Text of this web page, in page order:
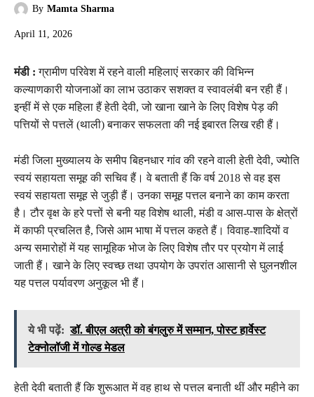
By Mamta Sharma
April 11, 2026
मंडी : ग्रामीण परिवेश में रहने वाली महिलाएं सरकार की विभिन्न
कल्याणकारी योजनाओं का लाभ उठाकर सशक्त व स्वावलंबी बन रही हैं।
इन्हीं में से एक महिला हैं हेती देवी, जो खाना खाने के लिए विशेष पेड़ की
पत्तियों से पत्तलें (थाली) बनाकर सफलता की नई इबारत लिख रही हैं।
मंडी जिला मुख्यालय के समीप बिहनधार गांव की रहने वाली हेती देवी, ज्योति
स्वयं सहायता समूह की सचिव हैं। वे बताती हैं कि वर्ष 2018 से वह इस
स्वयं सहायता समूह से जुड़ी हैं। उनका समूह पत्तल बनाने का काम करता
है। टौर वृक्ष के हरे पत्तों से बनी यह विशेष थाली, मंडी व आस-पास के क्षेत्रों
में काफी प्रचलित है, जिसे आम भाषा में पत्तल कहते हैं। विवाह-शादियों व
अन्य समारोहों में यह सामूहिक भोज के लिए विशेष तौर पर प्रयोग में लाई
जाती हैं। खाने के लिए स्वच्छ तथा उपयोग के उपरांत आसानी से घुलनशील
यह पत्तल पर्यावरण अनुकूल भी हैं।
ये भी पढ़ें: डॉ. बीएल अत्री को बंगलुरु में सम्मान, पोस्ट हार्वेस्ट
टेक्नोलॉजी में गोल्ड मेडल
हेती देवी बताती हैं कि शुरूआत में वह हाथ से पत्तल बनाती थीं और महीने का